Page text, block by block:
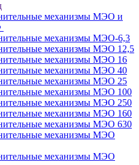
механизмы МЭО и
механизмы МЭО-6,3
механизмы МЭО 12,5
механизмы МЭО 16
механизмы МЭО 40
механизмы МЭО 25
механизмы МЭО 100
механизмы МЭО 250
механизмы МЭО 160
механизмы МЭО 630
механизмы МЭО
механизмы МЭО